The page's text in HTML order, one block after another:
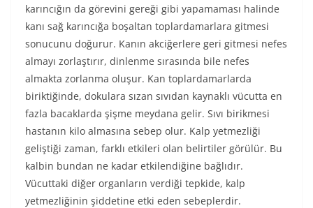
karıncığın da görevini gereği gibi yapamaması halinde
kanı sağ karıncığa boşaltan toplardamarlara gitmesi
sonucunu doğurur. Kanın akciğerlere geri gitmesi nefes
almayı zorlaştırır, dinlenme sırasında bile nefes
almakta zorlanma oluşur. Kan toplardamarlarda
biriktiğinde, dokulara sızan sıvıdan kaynaklı vücutta en
fazla bacaklarda şişme meydana gelir. Sıvı birikmesi
hastanın kilo almasına sebep olur. Kalp yetmezliği
geliştiği zaman, farklı etkileri olan belirtiler görülür. Bu
kalbin bundan ne kadar etkilendiğine bağlıdır.
Vücuttaki diğer organların verdiği tepkide, kalp
yetmezliğinin şiddetine etki eden sebeplerdir.